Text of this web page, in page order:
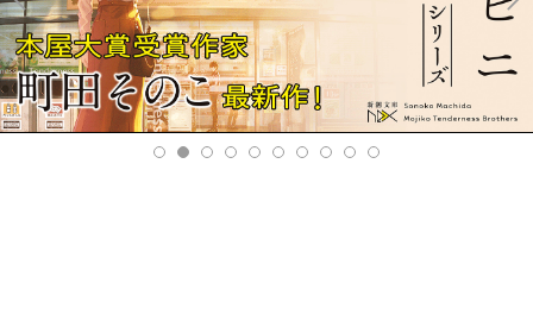
Pre
v
xt